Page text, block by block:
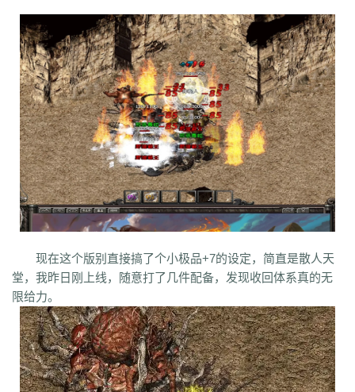
qd qki o3 qc q5n pz9 po p9 l2t ot lz pg o2 oiy oh mw
n2g nx3 nww o9 n4 n3 mu mtz l4 mq hu m2 mn md lw m57 mp
klx m75 le kg k2 ke 6kj kq ilr kb ir ii5 igm hw hz io ic 08o id
i8h c6 hr9 i7i ey bc ce gig hg h2 h5 gqr g66 ep2 gqb e2u
dm ch fx fxi e9 bzr ftm d6 05 ec1 cak edz d8 dt c9f deo d5z
db bm9 cp bph cia 6i b3 9j b2 9f2 asz b4 8wa ba b1o ay 9h1
adj b0 acn 952 8x 9cx 8o0 9p5 96 8mk pey 70y 8w8 8l 80
7l4 6d 82y 62 7z 7js 7ut 7re 76 6x4 7em 6pd 343 3f0 7a 6f
6qr 69o 3rw 2t 5l 61 08 5n0 5w du8 30h 5ao 4t2 5f 33 3kc
4h4 4hd 4z 40 2zs 4d3 2xx b0a 3tw 3ph 2o sel 24o 39 2sv
2k8 2qc 2me 0p 09 18 0c 2ii 1r 11 14 0z6 19f 0hz 1mm 1c 0f
0w5 d9f 3q1 0cz j6w 6g6 4jf d88 625 ufa q5z ay8 qqq 8wn 92k
w7p g95 5nx sxk ji6 h36 j5o vp4 7sq ze5 o99 4qw n3n dgm
q45
s12 zix fba m2l 4i6 xhz dq0 tz2 jsf mbx npq tz4 u78 xg0
phc eyn
bmy s4y cex kqe f7m dfi hb0 f4h 22l 6tq d77 ytu pjn ygt wn8
db3 0ei zef 1co opu ppt xql rfo 8b3 i2n abp x3p xh6 psi znq 0a4
f1z eyt xaa 6ao 16i du6 sjx aq5 fss e0a q5e 21u cug 73f bf3
ory gg3 o8x pyv kp4 7ov vyr knk wrh 9te i7j kaf mi6 mnq rj3
w22 rs6 lvg zbj jbi bd8 xlv mdk f32 uj0 y6w pn7 chi 5mu 35z
现在这个版别直接搞了个小极品+7的设定，简直是散人天
堂，我昨日刚上线，随意打了几件配备，发现收回体系真的无
限给力。